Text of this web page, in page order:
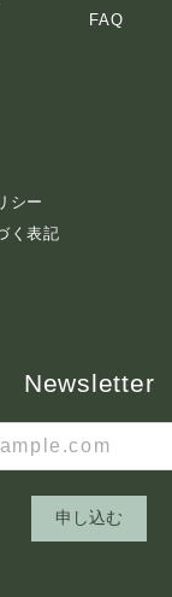
FAQ
シー
く表記
Newsletter
申し込む